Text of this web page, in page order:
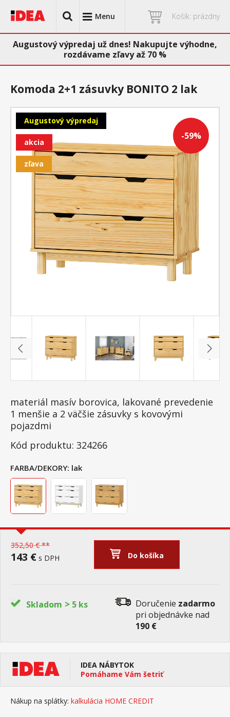
Menu Košík: prázdny
Augustový výpredaj už dnes! Nakupujte výhodne,
rozdávame zľavy až 70 %
-59%
Augustový výpredaj
akcia
zľava
Komoda 2+1 zásuvky BONITO 2 lak
materiál masív borovica, lakované prevedenie
1 menšie a 2 väčšie zásuvky s kovovými
pojazdmi
Kód produktu: 324266
FARBA/DEKORY: lak
352,50 € **
143 € s DPH Do košíka
Skladom > 5 ks Doručenie zadarmo
pri objednávke nad
190 €
IDEA NÁBYTOK
Pomáhame Vám šetriť
Nákup na splátky: kalkulácia HOME CREDIT